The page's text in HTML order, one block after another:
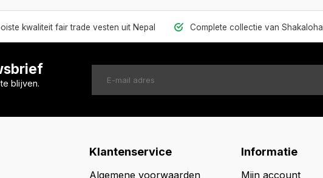
kwaliteit fair trade vesten uit Nepal Complete collectie van Shakaloha
blijven.
Klantenservice
Algemene voorwaarden
Informatie
Mijn account